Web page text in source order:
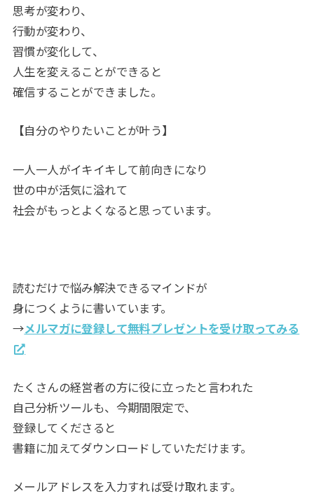
思考が変わり、
行動が変わり、
習慣が変化して、
人生を変えることができると
確信することができました。
【自分のやりたいことが叶う】
一人一人がイキイキして前向きになり
世の中が活気に溢れて
社会がもっとよくなると思っています。
読むだけで悩み解決できるマインドが
身につくように書いています。
→メルマガに登録して無料プレゼントを受け取ってみる
たくさんの経営者の方に役に立ったと言われた
自己分析ツールも、今期間限定で、
登録してくださると
書籍に加えてダウンロードしていただけます。
メールアドレスを入力すれば受け取れます。